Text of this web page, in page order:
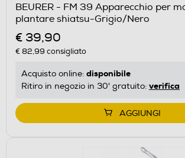
BEURER - FM 39 Apparecchio per
plantare shiatsu-Grigio/Nero
€ 39,90
€ 82,99 consigliato
Acquisto online: disponibile
Ritiro in negozio in 30' gratuito: verifica
AGGIUNGI